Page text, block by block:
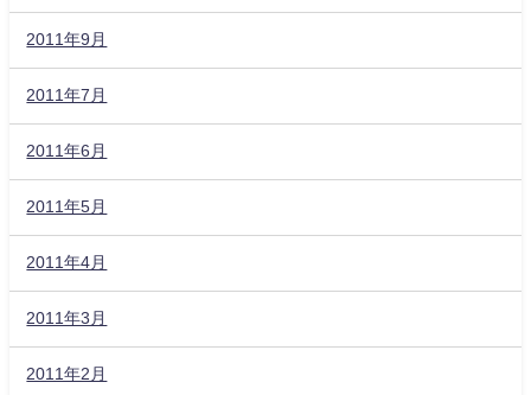
2011年9月
2011年7月
2011年6月
2011年5月
2011年4月
2011年3月
2011年2月